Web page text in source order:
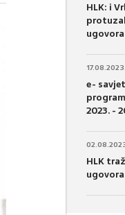
HLK: i
ugovora
17.08.2023.
e-
2023. -
HLK